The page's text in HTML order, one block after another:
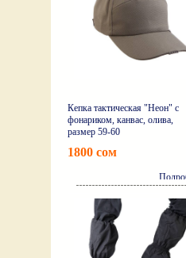
Кепка тактическая "Неон" с
фонариком, канвас, олива,
размер 59-60
1800 сом